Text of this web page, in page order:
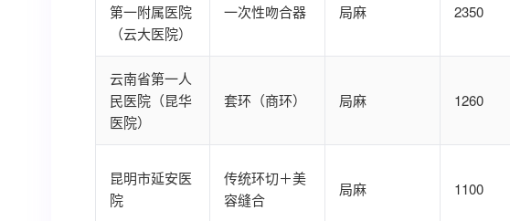
第一附属医院
（云大医院）
一次性吻合器 局麻 2350
云南省第一人
民医院（昆华
医院）
套环（商环） 局麻 1260
昆明市延安医
院
传统环切＋美
容缝合
局麻 1100